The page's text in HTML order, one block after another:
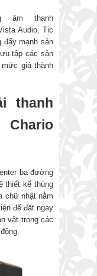
âm thanh
Audio, Tic
đẩy mạnh sản
tập các sản
giá thành
thanh
ba đường
thiết kế thùng
chữ nhật nằm
để đặt ngay
vật trong các